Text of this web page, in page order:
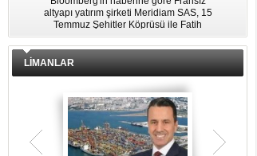
altyapı yatırım şirketi Meridiam SAS, 15
Temmuz Şehitler Köprüsü ile Fatih
Sultan Mehmet Köprüsü'nün
özelleştirilmesine yönelik ihaleyle
pisti ve
LİMANLAR